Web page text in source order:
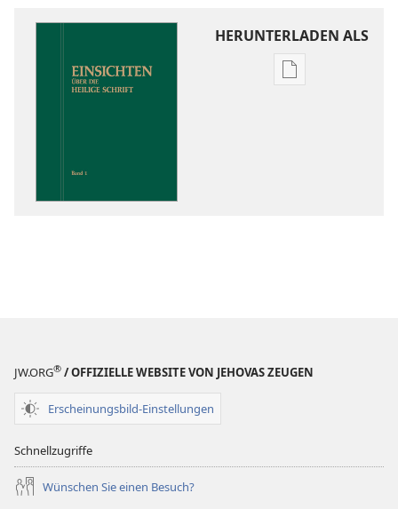
HERUNTERLADEN ALS
JW.ORG® / OFFIZIELLE WEBSITE VON JEHOVAS ZEUGEN
Erscheinungsbild-Einstellungen
Schnellzugriffe
Wünschen Sie einen Besuch?